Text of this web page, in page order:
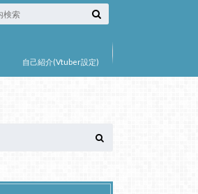
自己紹介(Vtuber設定)